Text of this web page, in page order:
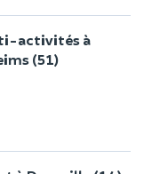
activités à
(51)